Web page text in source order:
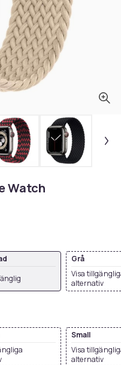
Watch
Grå
Visa
alternativ
Small
Visa
alternativ